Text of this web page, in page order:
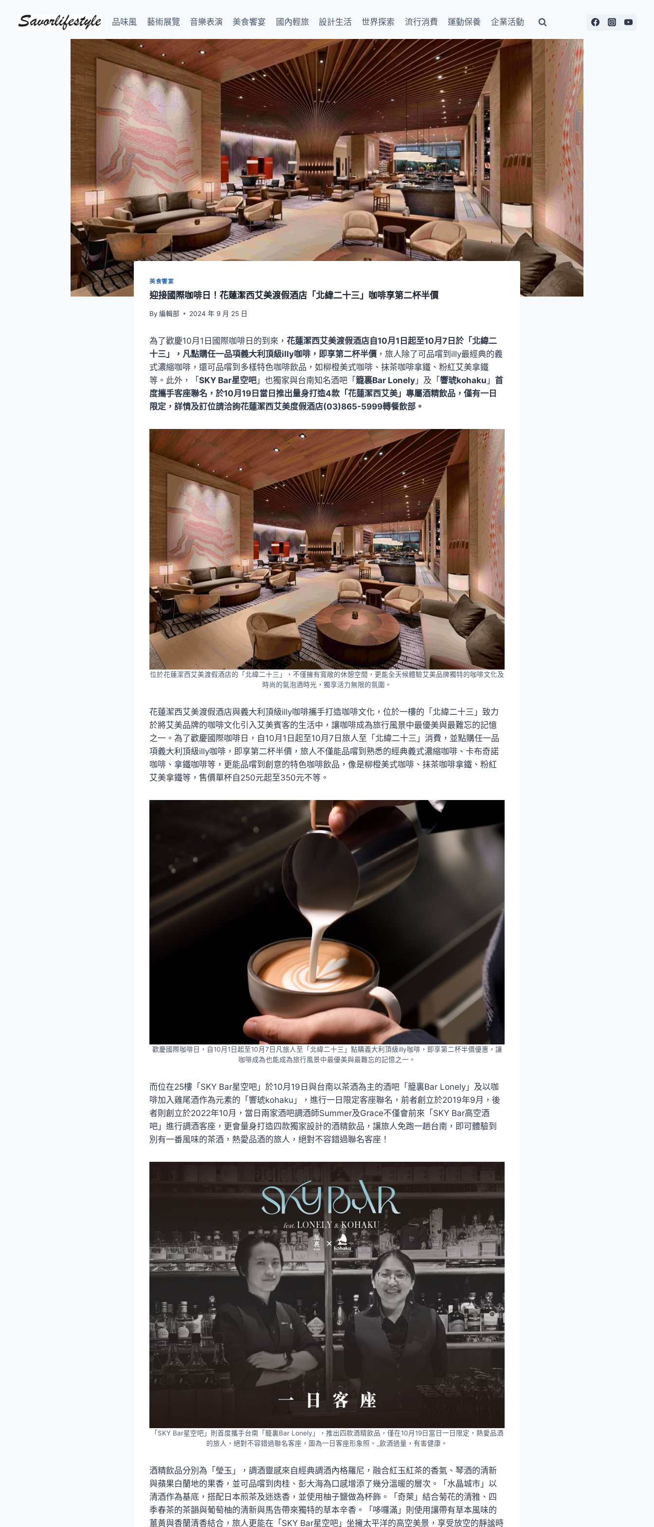
品味風 藝術展覽 音樂表演 美食饗宴 國內輕旅 設計生活 世界探索 流行消費 運動保養 企業活動
美食饗宴
迎接國際咖啡日！花蓮潔西艾美渡假酒店「北緯二十三」咖啡享第二杯半價
By 編輯部 2024 年 9 月 25 日
為了歡慶10月1日國際咖啡日的到來， 花蓮潔西艾美渡假酒店自10月1日起至10月7日於「北緯二
十三」，凡點購任一品項義大利頂級illy咖啡，即享第二杯半價 ，旅人除了可品嚐到illy最經典的義
式濃縮咖啡，還可品嚐到多樣特色咖啡飲品，如柳橙美式咖啡、抹茶咖啡拿鐵、粉紅艾美拿鐵
等。此外，「SKY Bar星空吧 」也獨家與台南知名酒吧「籠裏Bar Lonely 」及「響琥kohaku 」 首
度攜手客座聯名，於10月19日當日推出量身打造4款「花蓮潔西艾美」專屬酒精飲品，僅有一日
限定，詳情及訂位請洽詢花蓮潔西艾美度假酒店(03)865-5999轉餐飲部。
位於花蓮潔西艾美渡假酒店的「北緯二十三」，不僅擁有寬敞的休憩空間，更能全天候體驗艾美品牌獨特的咖啡文化及
時尚的氣泡酒時光，獨享活力無限的氛圍。
花蓮潔西艾美渡假酒店與義大利頂級illy咖啡攜手打造咖啡文化，位於一樓的「北緯二十三」致力
於將艾美品牌的咖啡文化引入艾美賓客的生活中，讓咖啡成為旅行風景中最優美與最難忘的記憶
之一。為了歡慶國際咖啡日，自10月1日起至10月7日旅人至「北緯二十三」消費，並點購任一品
項義大利頂級illy咖啡，即享第二杯半價，旅人不僅能品嚐到熟悉的經典義式濃縮咖啡、卡布奇諾
咖啡、拿鐵咖啡等，更能品嚐到創意的特色咖啡飲品，像是柳橙美式咖啡、抹茶咖啡拿鐵、粉紅
艾美拿鐵等，售價單杯自250元起至350元不等。
歡慶國際咖啡日，自10月1日起至10月7日凡旅人至「北緯二十三」點購義大利頂級illy咖啡，即享第二杯半價優惠，讓
咖啡成為也能成為旅行風景中最優美與最難忘的記憶之一。
而位在25樓「SKY Bar星空吧」於10月19日與台南以茶酒為主的酒吧「籠裏Bar Lonely」及以咖
啡加入雞尾酒作為元素的「響琥kohaku」，進行一日限定客座聯名，前者創立於2019年9月，後
者則創立於2022年10月，當日兩家酒吧調酒師Summer及Grace不僅會前來「SKY Bar高空酒
吧」進行調酒客座，更會量身打造四款獨家設計的酒精飲品，讓旅人免跑一趟台南，即可體驗到
別有一番風味的茶酒，熱愛品酒的旅人，絕對不容錯過聯名客座！
「SKY Bar星空吧」則首度攜手台南「籠裏Bar Lonely」，推出四款酒精飲品，僅在10月19日當日一日限定，熱愛品酒
的旅人，絕對不容錯過聯名客座，圖為一日客座形象照。_飲酒過量，有害健康。
酒精飲品分別為「瑩玉」，調酒靈感來自經典調酒內格羅尼，融合紅玉紅茶的香氣、琴酒的清新
與蘋果白蘭地的果香，並可品嚐到肉桂、彭大海為口感增添了幾分溫暖的層次。「水晶城市」以
清酒作為基底，搭配日本煎茶及迷迭香，並使用柚子鹽做為杯飾。「奇萊」結合菊花的清雅、四
季春茶的茶韻與葡萄柚的清新與馬告帶來獨特的草本辛香。「哆囉滿」則使用讓帶有草本風味的
薑黃與香蘭清香結合，旅人更能在「SKY Bar星空吧」坐擁太平洋的高空美景，享受放空的靜謐時